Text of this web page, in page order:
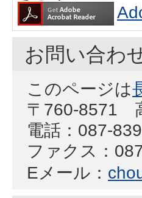
お問い合わ
このページは
〒760-8571
電話：087-
ファクス：
Eメール：